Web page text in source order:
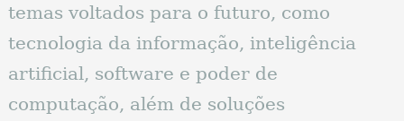
temas voltados para o futuro, como
tecnologia da informação, inteligência
artificial, software e poder de
computação, além de soluções